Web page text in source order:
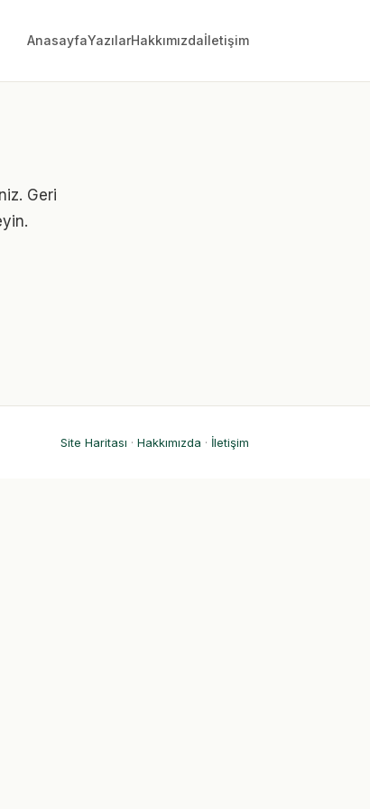
AnasayfaYazılarHakkımızdaİletişim
Geri
Site Haritası · Hakkımızda · İletişim